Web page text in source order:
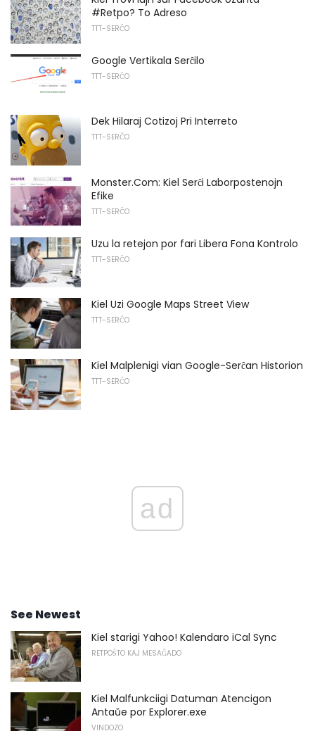
#Retpo? To Adreso
TTT-SERĈO
Google Vertikala Serĉilo
TTT-SERĈO
Dek Hilaraj Cotizoj Pri Interreto
TTT-SERĈO
Monster.Com: Kiel Serĉi Laborpostenojn
Efike
TTT-SERĈO
Uzu la retejon por fari Libera Fona Kontrolo
TTT-SERĈO
Kiel Uzi Google Maps Street View
TTT-SERĈO
Kiel Malplenigi vian Google-Serĉan Historion
TTT-SERĈO
ad
See Newest
Kiel starigi Yahoo! Kalendaro iCal Sync
RETPOŜTO KAJ MESAĜADO
Kiel Malfunkciigi Datuman Atencigon
Antaŭe por Explorer.exe
VINDOZO